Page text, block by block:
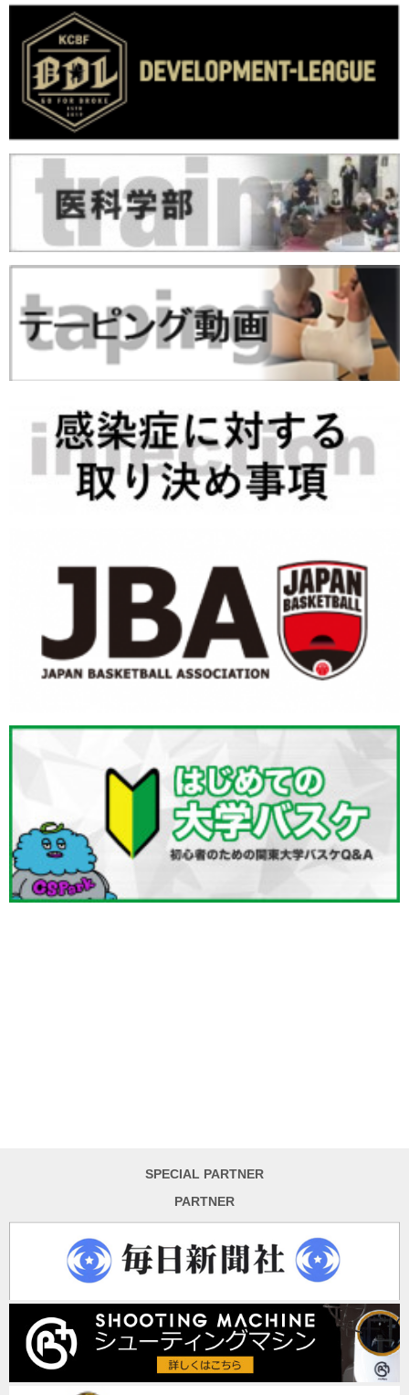
SPECIAL PARTNER
PARTNER